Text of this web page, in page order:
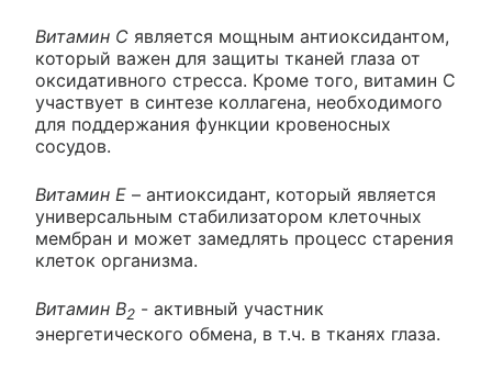
Витамин С является мощным антиоксидантом,
который важен для защиты тканей глаза от
оксидативного стресса. Кроме того, витамин С
участвует в синтезе коллагена, необходимого
для поддержания функции кровеносных
сосудов.
Витамин Е – антиоксидант, который является
универсальным стабилизатором клеточных
мембран и может замедлять процесс старения
клеток организма.
Витамин В2 - активный участник
энергетического обмена, в т.ч. в тканях глаза.